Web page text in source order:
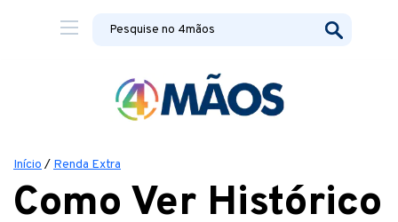
Início / Renda Extra
Como Ver Histórico